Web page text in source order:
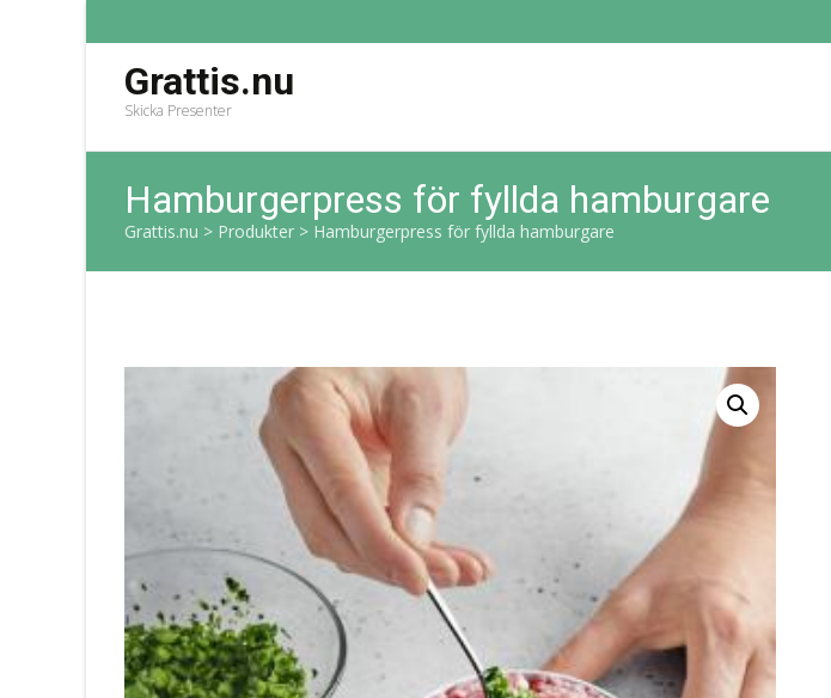
Grattis.nu
Skicka Presenter
Hamburgerpress för fyllda hamburgare
Grattis.nu > Produkter > Hamburgerpress för fyllda hamburgare